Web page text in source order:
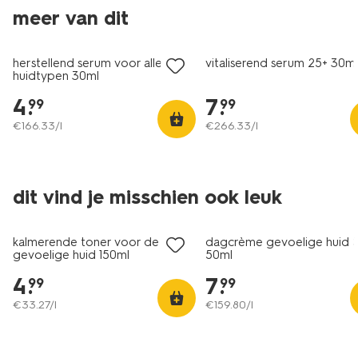
meer van dit
vegan
herstellend serum voor alle
huidtypen 30ml
4.
99
€166.33/l
vitaliserend serum 25+ 30ml
7.
99
€266.33/l
dit vind je misschien ook leuk
kalmerende toner voor de
gevoelige huid 150ml
4.
99
€33.27/l
vegan
dagcrème gevoelige huid
50ml
7.
99
€159.80/l